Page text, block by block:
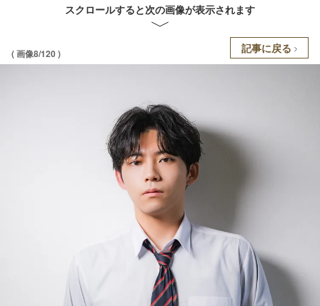
スクロールすると次の画像が表示されます
( 画像8/120 ) 記事に戻る